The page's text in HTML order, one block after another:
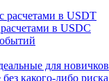
расчетами в USDT
в USDC
для новичков
какого-либо риска